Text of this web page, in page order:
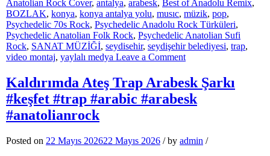
Anatolian Rock Cover, antalya, arabesk, Best of Anadolu Remix,
BOZLAK, konya, konya antalya yolu, musıc, müzik, pop,
Psychedelic 70s Rock, Psychedelic Anadolu Rock Türküleri,
Psychedelic Anatolian Folk Rock, Psychedelic Anatolian Sufi
Rock, SANAT MÜZİĞİ, seydisehir, seydişehir belediyesi, trap,
video montaj, yaylalı medya Leave a Commenton
Kader
#trap
#arabic
#müzik
Kaldırımda Ateş Trap Arabesk Şarkı
#keşfet #trap #arabic #arabesk
#anatolianrock
Posted on 22 Mayıs 202622 Mayıs 2026 /by admin /